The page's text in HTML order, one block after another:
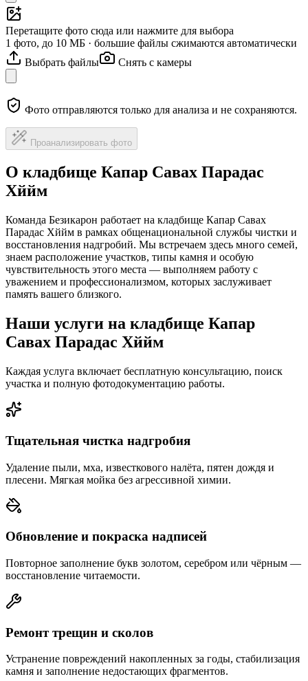
Перетащите фото сюда или нажмите для выбора
1 фото, до 10 МБ · большие файлы сжимаются автоматически
Выбрать файлы
Снять с камеры
Фото отправляются только для анализа и не сохраняются.
Проанализировать фото
О кладбище Капар Савах Парадас
Хййм
Команда Безикарон работает на кладбище Капар Савах
Парадас Хййм в рамках общенациональной службы чистки и
восстановления надгробий. Мы встречаем здесь много семей,
знаем расположение участков, типы камня и особую
чувствительность этого места — выполняем работу с
уважением и профессионализмом, которых заслуживает
память вашего близкого.
Наши услуги на кладбище Капар
Савах Парадас Хййм
Каждая услуга включает бесплатную консультацию, поиск
участка и полную фотодокументацию работы.
Тщательная чистка надгробия
Удаление пыли, мха, известкового налёта, пятен дождя и
плесени. Мягкая мойка без агрессивной химии.
Обновление и покраска надписей
Повторное заполнение букв золотом, серебром или чёрным —
восстановление читаемости.
Ремонт трещин и сколов
Устранение повреждений накопленных за годы, стабилизация
камня и заполнение недостающих фрагментов.